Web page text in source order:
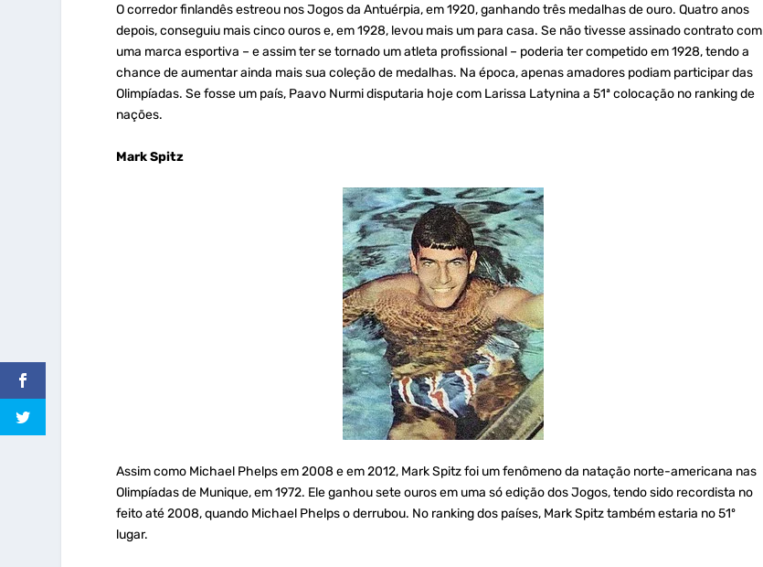
O corredor finlandês estreou nos Jogos da Antuérpia, em 1920, ganhando três medalhas de ouro. Quatro anos
depois, conseguiu mais cinco ouros e, em 1928, levou mais um para casa. Se não tivesse assinado contrato com
uma marca esportiva – e assim ter se tornado um atleta profissional – poderia ter competido em 1928, tendo a
chance de aumentar ainda mais sua coleção de medalhas. Na época, apenas amadores podiam participar das
Olimpíadas. Se fosse um país, Paavo Nurmi disputaria hoje com Larissa Latynina a 51ª colocação no ranking de
nações.
Mark Spitz
Assim como Michael Phelps em 2008 e em 2012, Mark Spitz foi um fenômeno da natação norte-americana nas
Olimpíadas de Munique, em 1972. Ele ganhou sete ouros em uma só edição dos Jogos, tendo sido recordista no
feito até 2008, quando Michael Phelps o derrubou. No ranking dos países, Mark Spitz também estaria no 51º
lugar.